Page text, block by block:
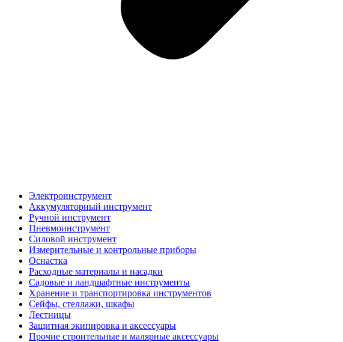
Электроинструмент
Аккумуляторный инструмент
Ручной инструмент
Пневмоинструмент
Силовой инструмент
Измерительные и контрольные приборы
Оснастка
Расходные материалы и насадки
Садовые и ландшафтные инструменты
Хранение и транспортировка инструментов
Сейфы, стеллажи, шкафы
Лестницы
Защитная экипировка и аксессуары
Прочие строительные и малярные аксессуары